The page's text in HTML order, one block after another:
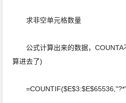
求非空单元格数量
公式计算出来的数据，COUNTA
算进去了)